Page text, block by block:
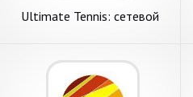
Ultimate Tennis: сетевой